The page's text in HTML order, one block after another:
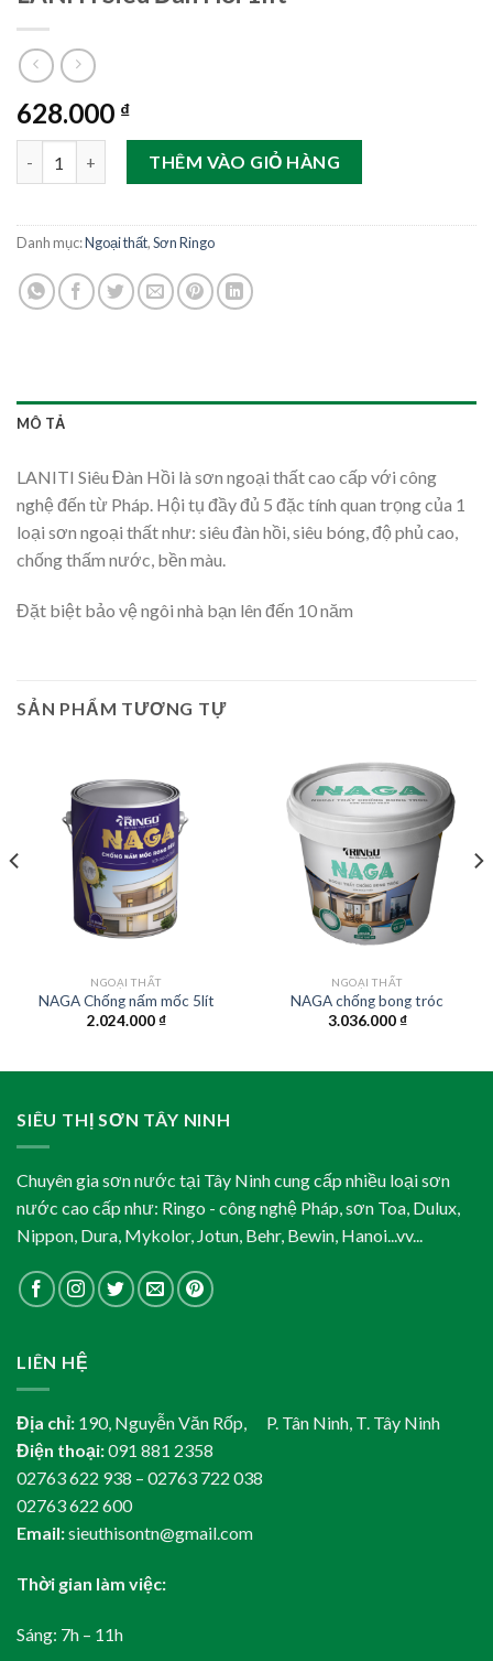
628.000 ₫
LANITI Siêu Đàn Hồi 1lít số lượng
THÊM VÀO GIỎ HÀNG
Danh mục:Ngoại thất,Sơn Ringo
MÔ TẢ
LANITI Siêu Đàn Hồi là sơn ngoại thất cao cấp với công
nghệ đến từ Pháp. Hội tụ đầy đủ 5 đặc tính quan trọng của 1
loại sơn ngoại thất như: siêu đàn hồi, siêu bóng, độ phủ cao,
chống thấm nước, bền màu.
Đặt biệt bảo vệ ngôi nhà bạn lên đến 10 năm
SẢN PHẨM TƯƠNG TỰ
NGOẠI THẤT
NAGA Chống nấm mốc 5lít
2.024.000₫
NGOẠI THẤT
NAGA chống bong tróc
3.036.000₫
SIÊU THỊ SƠN TÂY NINH
Chuyên gia sơn nước tại Tây Ninh cung cấp nhiều loại sơn
nước cao cấp như: Ringo - công nghệ Pháp, sơn Toa, Dulux,
Nippon, Dura, Mykolor, Jotun, Behr, Bewin, Hanoi...vv...
LIÊN HỆ
Địa chỉ: 190, Nguyễn Văn Rốp, P. Tân Ninh, T. Tây Ninh
Điện thoại:091 881 2358
02763 622 938 – 02763 722 038
02763 622 600
Email:sieuthisontn@gmail.com
Thời gian làm việc:
Sáng: 7h – 11h